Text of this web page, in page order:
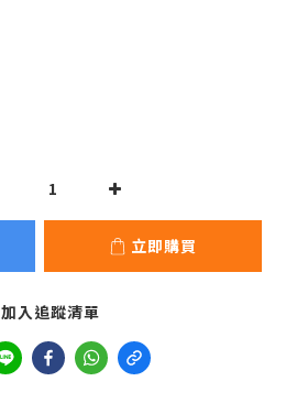
立即購買
加入追蹤清單